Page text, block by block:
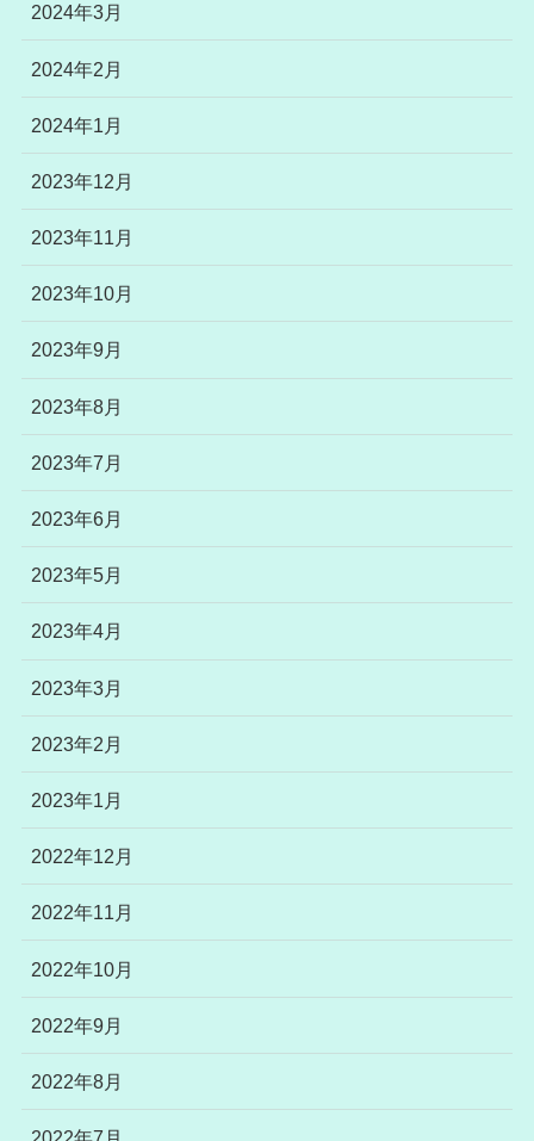
2024年3月
2024年2月
2024年1月
2023年12月
2023年11月
2023年10月
2023年9月
2023年8月
2023年7月
2023年6月
2023年5月
2023年4月
2023年3月
2023年2月
2023年1月
2022年12月
2022年11月
2022年10月
2022年9月
2022年8月